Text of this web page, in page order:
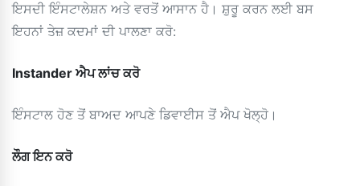
ਇਸਦੀ ਇੰਸਟਾਲੇਸ਼ਨ ਅਤੇ ਵਰਤੋਂ ਆਸਾਨ ਹੈ। ਸ਼ੁਰੂ ਕਰਨ ਲਈ ਬਸ
ਇਹਨਾਂ ਤੇਜ਼ ਕਦਮਾਂ ਦੀ ਪਾਲਣਾ ਕਰੋ:
Instander ਐਪ ਲਾਂਚ ਕਰੋ
ਇੰਸਟਾਲ ਹੋਣ ਤੋਂ ਬਾਅਦ ਆਪਣੇ ਡਿਵਾਈਸ ਤੋਂ ਐਪ ਖੋਲ੍ਹੋ।
ਲੌਗ ਇਨ ਕਰੋ